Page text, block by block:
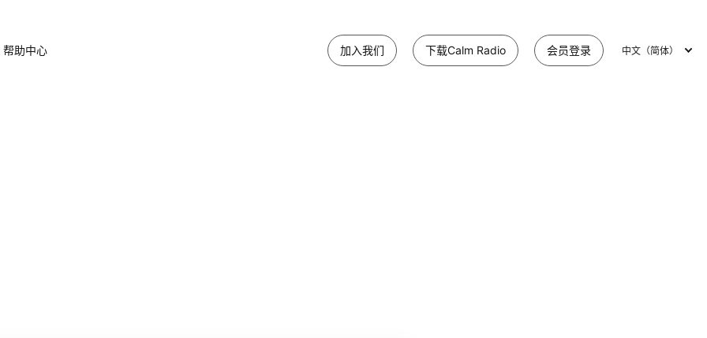
帮助中心 加入我们 下载Calm Radio 会员登录 中文（简体）